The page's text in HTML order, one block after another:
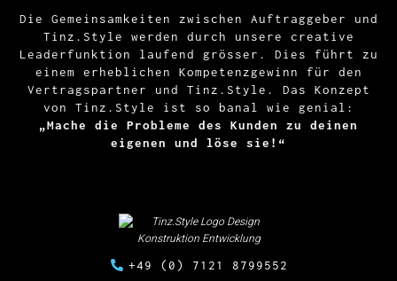
Die Gemeinsamkeiten zwischen Auftraggeber und
Tinz.Style werden durch unsere creative
Leaderfunktion laufend grösser. Dies führt zu
einem erheblichen Kompetenzgewinn für den
Vertragspartner und Tinz.Style. Das Konzept
von Tinz.Style ist so banal wie genial:
„Mache die Probleme des Kunden zu deinen
eigenen und löse sie!“
+49 (0) 7121 8799552